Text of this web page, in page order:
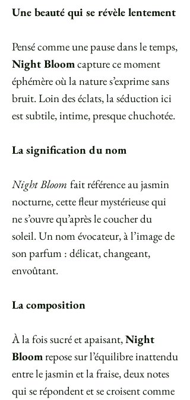
Une beauté qui se révèle lentement
Pensé comme une pause dans le temps,
Night Bloomcapture ce moment
éphémère où la nature s’exprime sans
bruit. Loin des éclats, la séduction ici
est subtile, intime, presque chuchotée.
La signification du nom
Night Bloom fait référence au jasmin
nocturne, cette fleur mystérieuse qui
ne s’ouvre qu’après le coucher du
soleil. Un nom évocateur, à l’image de
son parfum : délicat, changeant,
envoûtant.
La composition
À la fois sucré et apaisant,Night
Bloomrepose sur l’équilibre inattendu
entre le jasmin et la fraise, deux notes
qui se répondent et se croisent comme